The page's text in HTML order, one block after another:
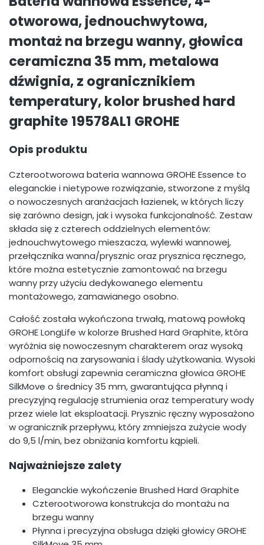
otworowa, jednouchwytowa,
montaż na brzegu wanny, głowica
ceramiczna 35 mm, metalowa
dźwignia, z ogranicznikiem
temperatury, kolor brushed hard
graphite 19578AL1 GROHE
Opis produktu
Czterootworowa bateria wannowa GROHE Essence to
eleganckie i nietypowe rozwiązanie, stworzone z myślą
o nowoczesnych aranżacjach łazienek, w których liczy
się zarówno design, jak i wysoka funkcjonalność. Zestaw
składa się z czterech oddzielnych elementów:
jednouchwytowego mieszacza, wylewki wannowej,
przełącznika wanna/prysznic oraz prysznica ręcznego,
które można estetycznie zamontować na brzegu
wanny przy użyciu dedykowanego elementu
montażowego, zamawianego osobno.
Całość została wykończona trwałą, matową powłoką
GROHE LongLife w kolorze Brushed Hard Graphite, która
wyróżnia się nowoczesnym charakterem oraz wysoką
odpornością na zarysowania i ślady użytkowania. Wysoki
komfort obsługi zapewnia ceramiczna głowica GROHE
SilkMove o średnicy 35 mm, gwarantująca płynną i
precyzyjną regulację strumienia oraz temperatury wody
przez wiele lat eksploatacji. Prysznic ręczny wyposażono
w ogranicznik przepływu, który zmniejsza zużycie wody
do 9,5 l/min, bez obniżania komfortu kąpieli.
Najważniejsze zalety
Eleganckie wykończenie Brushed Hard Graphite
Czterootworowa konstrukcja do montażu na
brzegu wanny
Płynna i precyzyjna obsługa dzięki głowicy GROHE